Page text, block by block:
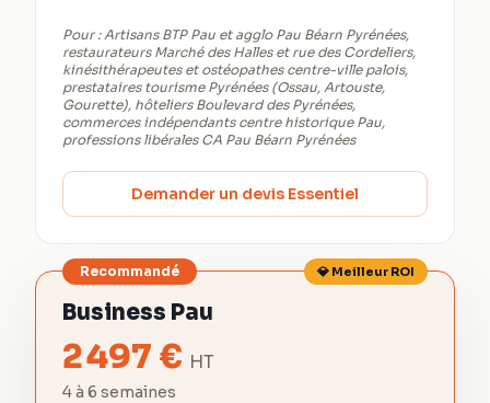
Pour :Artisans BTP Pau et agglo Pau Béarn Pyrénées,
restaurateurs Marché des Halles et rue des Cordeliers,
kinésithérapeutes et ostéopathes centre-ville palois,
prestataires tourisme Pyrénées (Ossau, Artouste,
Gourette), hôteliers Boulevard des Pyrénées,
commerces indépendants centre historique Pau,
professions libérales CA Pau Béarn Pyrénées
Demander un devis Essentiel
Recommandé 💎 Meilleur ROI
Business Pau
2 497 € HT
4 à 6 semaines